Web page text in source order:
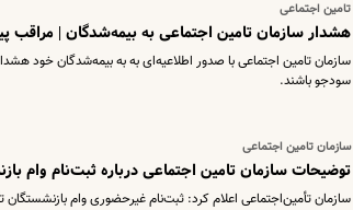
تامین اجتماعی
هشدار سازمان تامین اجتماعی به بیمه‌شدگان | مراقب
سازمان تامین اجتماعی با صدور اطلاعیه‌ای به به بیمه‌شدگان خود
سودجو باشند.
سازمان تامین اجتماعی
توضیحات سازمان تامین اجتماعی درباره ثبت‌نام وام
سازمان تأمین‌اجتماعی اعلام کرد: ثبت‌نام غیرحضوری وام بازنشستگان تأمین اجتماعی تا